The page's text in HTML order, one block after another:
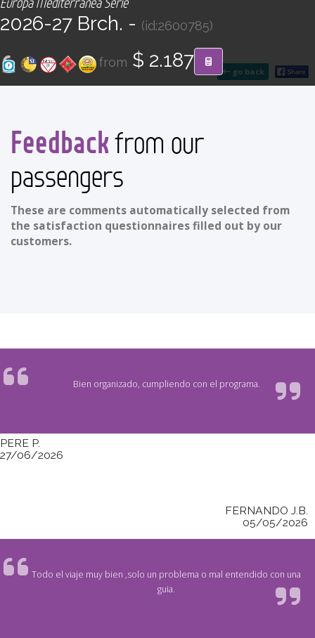
Find your Tour
go back
2026-27 Brch. - (id:2600785)
from $ 2.187
Feedbackfrom our
passengers
These are comments automatically selected from
the satisfaction questionnaires filled out by our
customers.
Bien organizado, cumpliendo con el programa.
PERE P.
27/06/2026
FERNANDO J.B.
05/05/2026
Todo el viaje muy bien ,solo un problema o mal entendido con una
guia.